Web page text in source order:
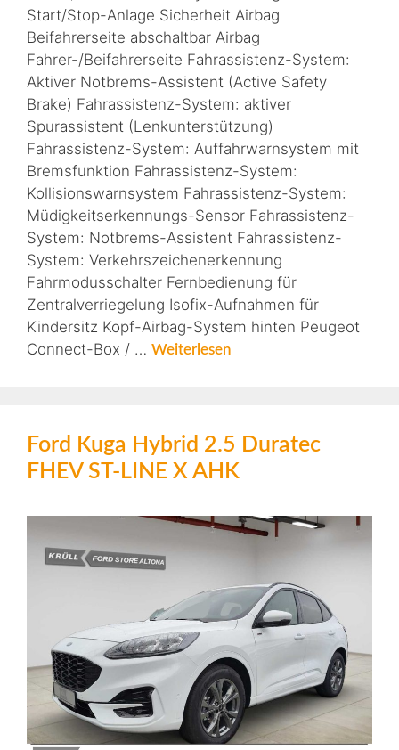
Start/Stop-Anlage Sicherheit Airbag
Beifahrerseite abschaltbar Airbag
Fahrer-/Beifahrerseite Fahrassistenz-System:
Aktiver Notbrems-Assistent (Active Safety
Brake) Fahrassistenz-System: aktiver
Spurassistent (Lenkunterstützung)
Fahrassistenz-System: Auffahrwarnsystem mit
Bremsfunktion Fahrassistenz-System:
Kollisionswarnsystem Fahrassistenz-System:
Müdigkeitserkennungs-Sensor Fahrassistenz-
System: Notbrems-Assistent Fahrassistenz-
System: Verkehrszeichenerkennung
Fahrmodusschalter Fernbedienung für
Zentralverriegelung Isofix-Aufnahmen für
Kindersitz Kopf-Airbag-System hinten Peugeot
Connect-Box / … Weiterlesen
Ford Kuga Hybrid 2.5 Duratec
FHEV ST-LINE X AHK